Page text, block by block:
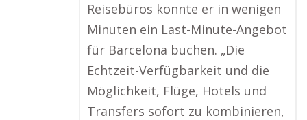
Reisebüros konnte er in wenigen
Minuten ein Last-Minute-Angebot
für Barcelona buchen. „Die
Echtzeit-Verfügbarkeit und die
Möglichkeit, Flüge, Hotels und
Transfers sofort zu kombinieren,